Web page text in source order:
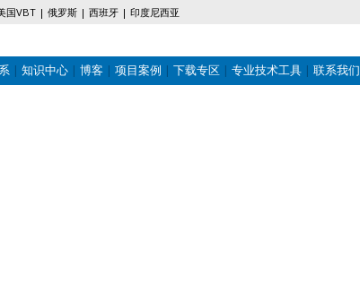
国VBT 俄罗斯 西班牙 印度尼西亚
知识中心 博客 项目案例 下载专区 专业技术工具 联系我们